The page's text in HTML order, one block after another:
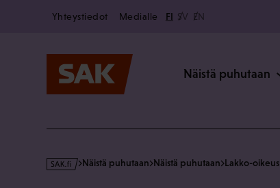
Secondary
Yhteystiedot Medialle FI SV EN
Näistä puhutaan
s
Näistä puhutaan Näistä puhutaan Lakko-oikeus